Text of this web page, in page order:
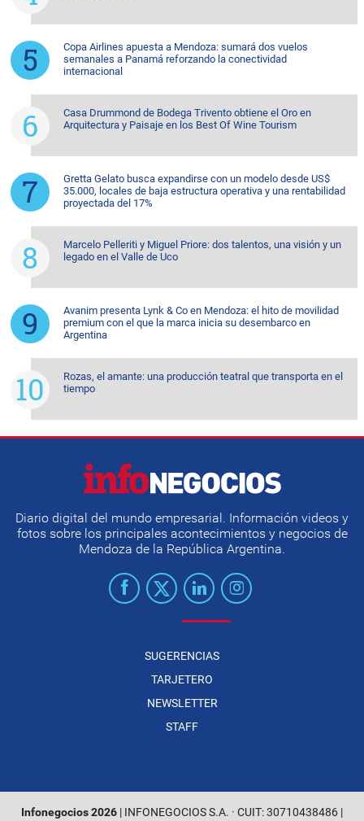
Copa Airlines apuesta a Mendoza: sumará dos vuelos
semanales a Panamá reforzando la conectividad
internacional
Casa Drummond de Bodega Trivento obtiene el Oro en
Arquitectura y Paisaje en los Best Of Wine Tourism
Gretta Gelato busca expandirse con un modelo desde US$
35.000, locales de baja estructura operativa y una rentabilidad
proyectada del 17%
Marcelo Pelleriti y Miguel Priore: dos talentos, una visión y un
legado en el Valle de Uco
Avanim presenta Lynk & Co en Mendoza: el hito de movilidad
premium con el que la marca inicia su desembarco en
Argentina
Rozas, el amante: una producción teatral que transporta en el
tiempo
Diario digital del mundo empresarial. Información videos y
fotos sobre los principales acontecimientos y negocios de
Mendoza de la República Argentina.
SUGERENCIAS
TARJETERO
NEWSLETTER
STAFF
Infonegocios 2026 | INFONEGOCIOS S.A. · CUIT: 30710438486 |